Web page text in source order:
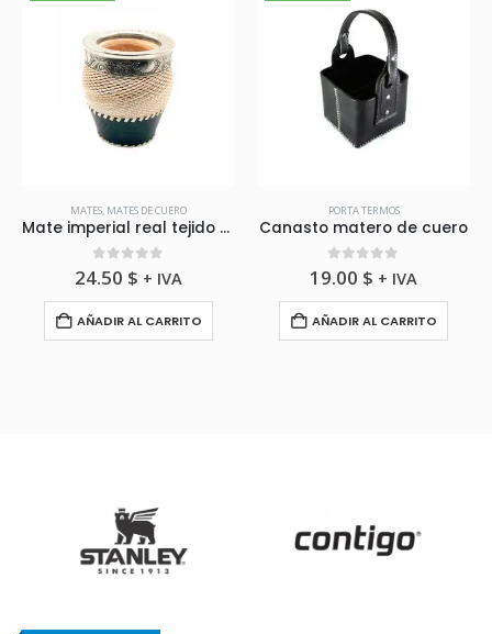
MATES MATES DE CUERO
Mate imperial real tejido virola de alpaca cincelada
0fuera de 5
24.50 $ + IVA
AÑADIR AL CARRITO
PORTA TERMOS
Canasto matero de cuero
0 fuera de 5
19.00 $ + IVA
AÑADIR AL CARRITO